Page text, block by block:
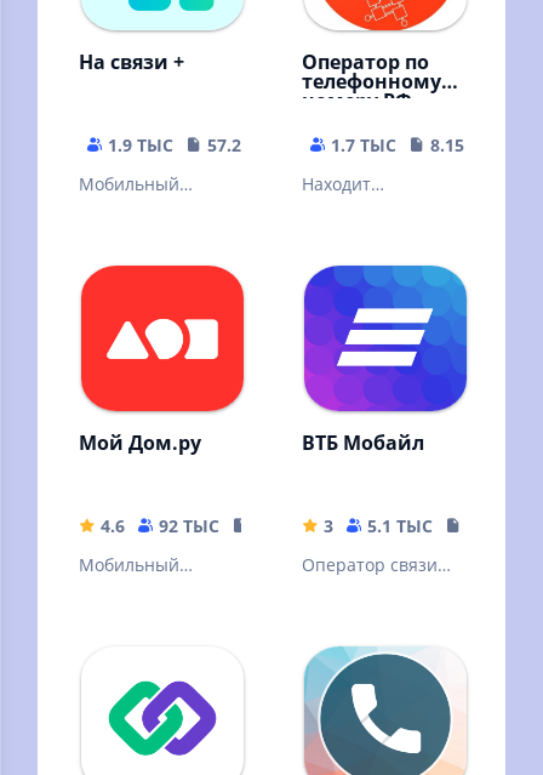
На связи +
1.9 ТЫС
57.29 MB
Мобильный
Оператор по
телефонному
номеру РФ
1.7 ТЫС
8.15 MB
Находит
номеру телефона.
MNP
Мой Дом.ру
4.6 92 ТЫС
201.89 MB
Мобильный
ВТБ Мобайл
3 5.1 ТЫС
Оператор связи